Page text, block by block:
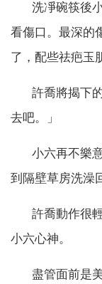
洗凈碗筷後小
看傷口。最深的
了，配些祛疤玉
許喬將揭下的
去吧。」
小六再不樂意
到隔壁草房洗澡
許喬動作很輕
小六心神。
盡管面前是美